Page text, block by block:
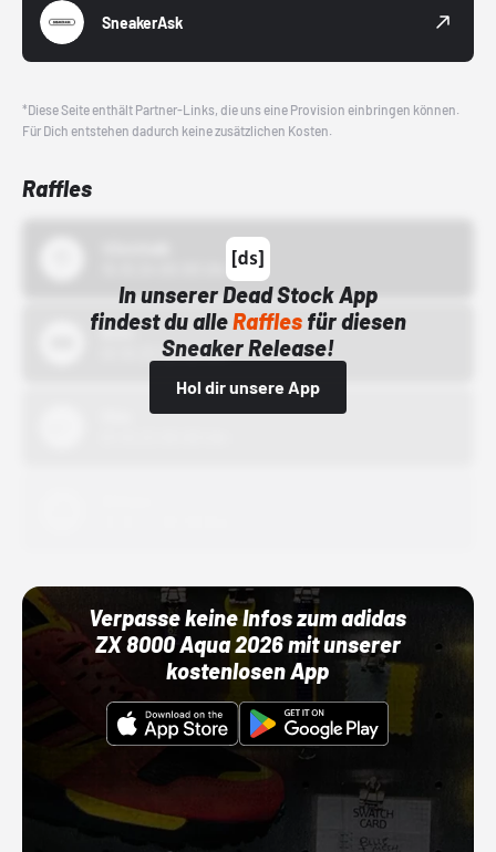
SneakerAsk
*Diese Seite enthält Partner-Links, die uns eine Provision einbringen können.
Für Dich entstehen dadurch keine zusätzlichen Kosten.
Raffles
In unserer Dead Stock App
findest du alleRafflesfür diesen
Sneaker Release!
Hol dir unsere App
Bstn
01.10.22 00:00 Uhr
Verpasse keine Infos zum adidas
ZX 8000 Aqua 2026 mit unserer
kostenlosen App